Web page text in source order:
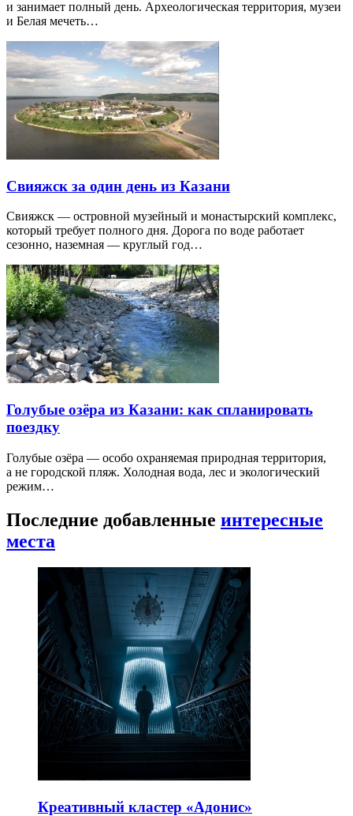
и занимает полный день. Археологическая территория, музеи
и Белая мечеть…
Свияжск за один день из Казани
Свияжск — островной музейный и монастырский комплекс,
который требует полного дня. Дорога по воде работает
сезонно, наземная — круглый год…
Голубые озёра из Казани: как спланировать
поездку
Голубые озёра — особо охраняемая природная территория,
а не городской пляж. Холодная вода, лес и экологический
режим…
Последние добавленные интересные
места
Креативный кластер «Адонис»